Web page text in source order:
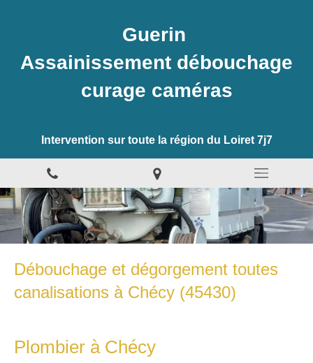
Guerin
Assainissement débouchage
curage caméras
Intervention sur toute la région du Loiret 7j7
Débouchage et dégorgement toutes
canalisations à Chécy (45430)
Plombier à Chécy